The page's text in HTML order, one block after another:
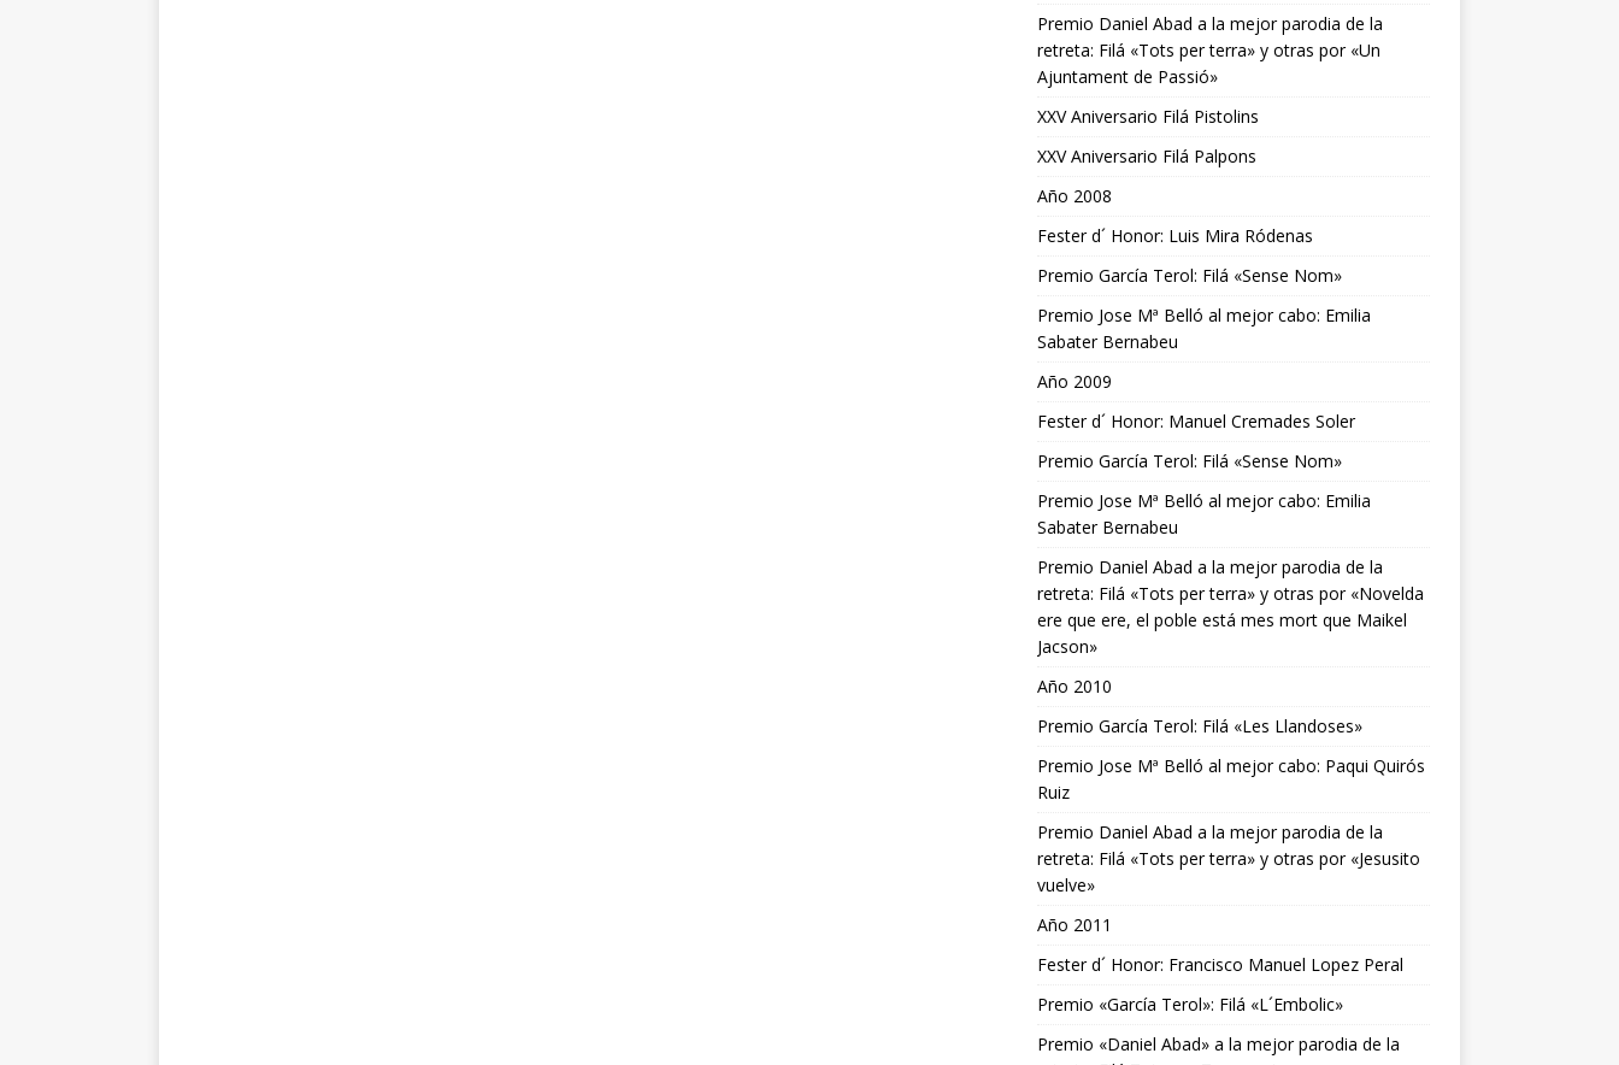
Premio Daniel Abad a la mejor parodia de la
retreta: Filá «Tots per terra» y otras por «Un
Ajuntament de Passió»
XXV Aniversario Filá Pistolins
XXV Aniversario Filá Palpons
Año 2008
Fester d´ Honor: Luis Mira Ródenas
Premio García Terol: Filá «Sense Nom»
Premio Jose Mª Belló al mejor cabo: Emilia
Sabater Bernabeu
Año 2009
Fester d´ Honor: Manuel Cremades Soler
Premio García Terol: Filá «Sense Nom»
Premio Jose Mª Belló al mejor cabo: Emilia
Sabater Bernabeu
Premio Daniel Abad a la mejor parodia de la
retreta: Filá «Tots per terra» y otras por «Novelda
ere que ere, el poble está mes mort que Maikel
Jacson»
Año 2010
Premio García Terol: Filá «Les Llandoses»
Premio Jose Mª Belló al mejor cabo: Paqui Quirós
Ruiz
Premio Daniel Abad a la mejor parodia de la
retreta: Filá «Tots per terra» y otras por «Jesusito
vuelve»
Año 2011
Fester d´ Honor: Francisco Manuel Lopez Peral
Premio «García Terol»: Filá «L´Embolic»
Premio «Daniel Abad» a la mejor parodia de la